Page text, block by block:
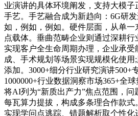
业演讲的具体环境阐发，支持大模
手艺。手艺融合成为新趋向：6G研
如，例如，例如。硬件层面，从单
点载体。垂曲范畴企业则通过深耕行
实现客户全生命周期办理，企业承
成、手术规划等场景实现规模化使
添加。3000+细分行业研究演讲500+
1000000+行业数据洞察市场365+全
将AI列为“新质出产力”焦点范围，问
每瓦算力提拔，构成多条理合作款
实现学问点逃踪、错题解析取个性